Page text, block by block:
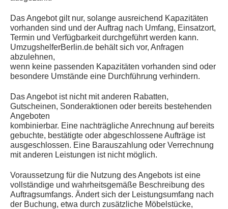
Das Angebot gilt nur, solange ausreichend Kapazitäten
vorhanden sind und der Auftrag nach Umfang, Einsatzort,
Termin und Verfügbarkeit durchgeführt werden kann.
UmzugshelferBerlin.de behält sich vor, Anfragen
abzulehnen,
wenn keine passenden Kapazitäten vorhanden sind oder
besondere Umstände eine Durchführung verhindern.
Das Angebot ist nicht mit anderen Rabatten,
Gutscheinen, Sonderaktionen oder bereits bestehenden
Angeboten
kombinierbar. Eine nachträgliche Anrechnung auf bereits
gebuchte, bestätigte oder abgeschlossene Aufträge ist
ausgeschlossen. Eine Barauszahlung oder Verrechnung
mit anderen Leistungen ist nicht möglich.
Voraussetzung für die Nutzung des Angebots ist eine
vollständige und wahrheitsgemäße Beschreibung des
Auftragsumfangs. Ändert sich der Leistungsumfang nach
der Buchung, etwa durch zusätzliche Möbelstücke,